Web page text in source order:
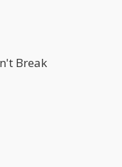
Break